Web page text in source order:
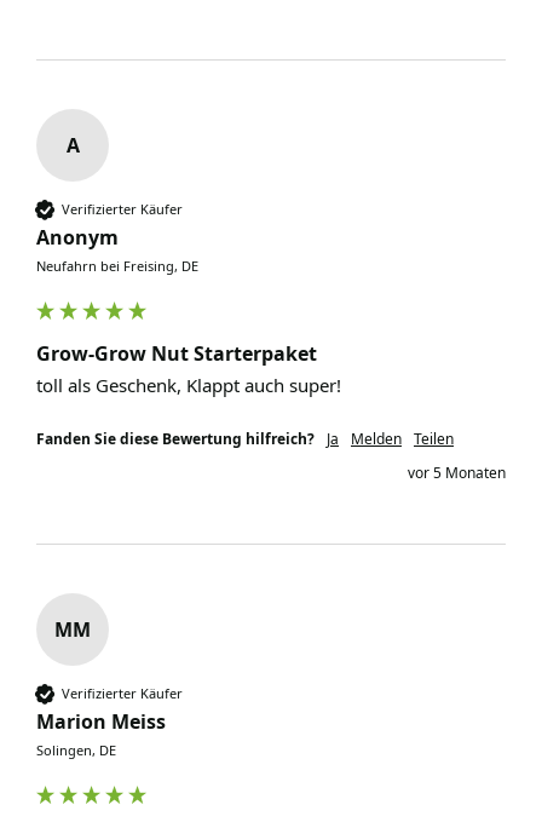
A
Verifizierter Käufer
Anonym
Neufahrn bei Freising, DE
Grow-Grow Nut Starterpaket
toll als Geschenk, Klappt auch super!
Fanden Sie diese Bewertung hilfreich? Ja Melden Teilen
vor 5 Monaten
MM
Verifizierter Käufer
Marion Meiss
Solingen, DE